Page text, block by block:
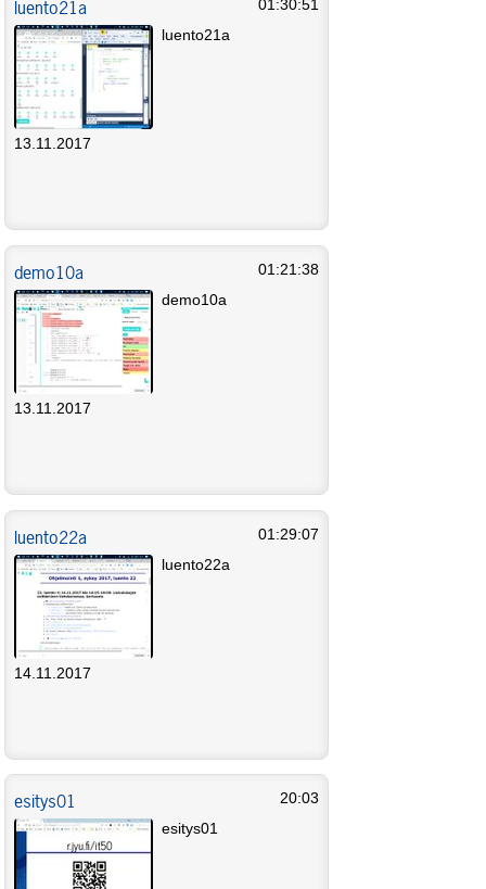
luento21a
01:30:51
luento21a
13.11.2017
demo10a
01:21:38
demo10a
13.11.2017
luento22a
01:29:07
luento22a
14.11.2017
esitys01
20:03
esitys01